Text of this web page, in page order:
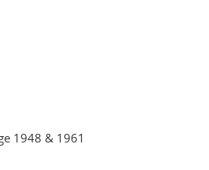
1948 & 1961